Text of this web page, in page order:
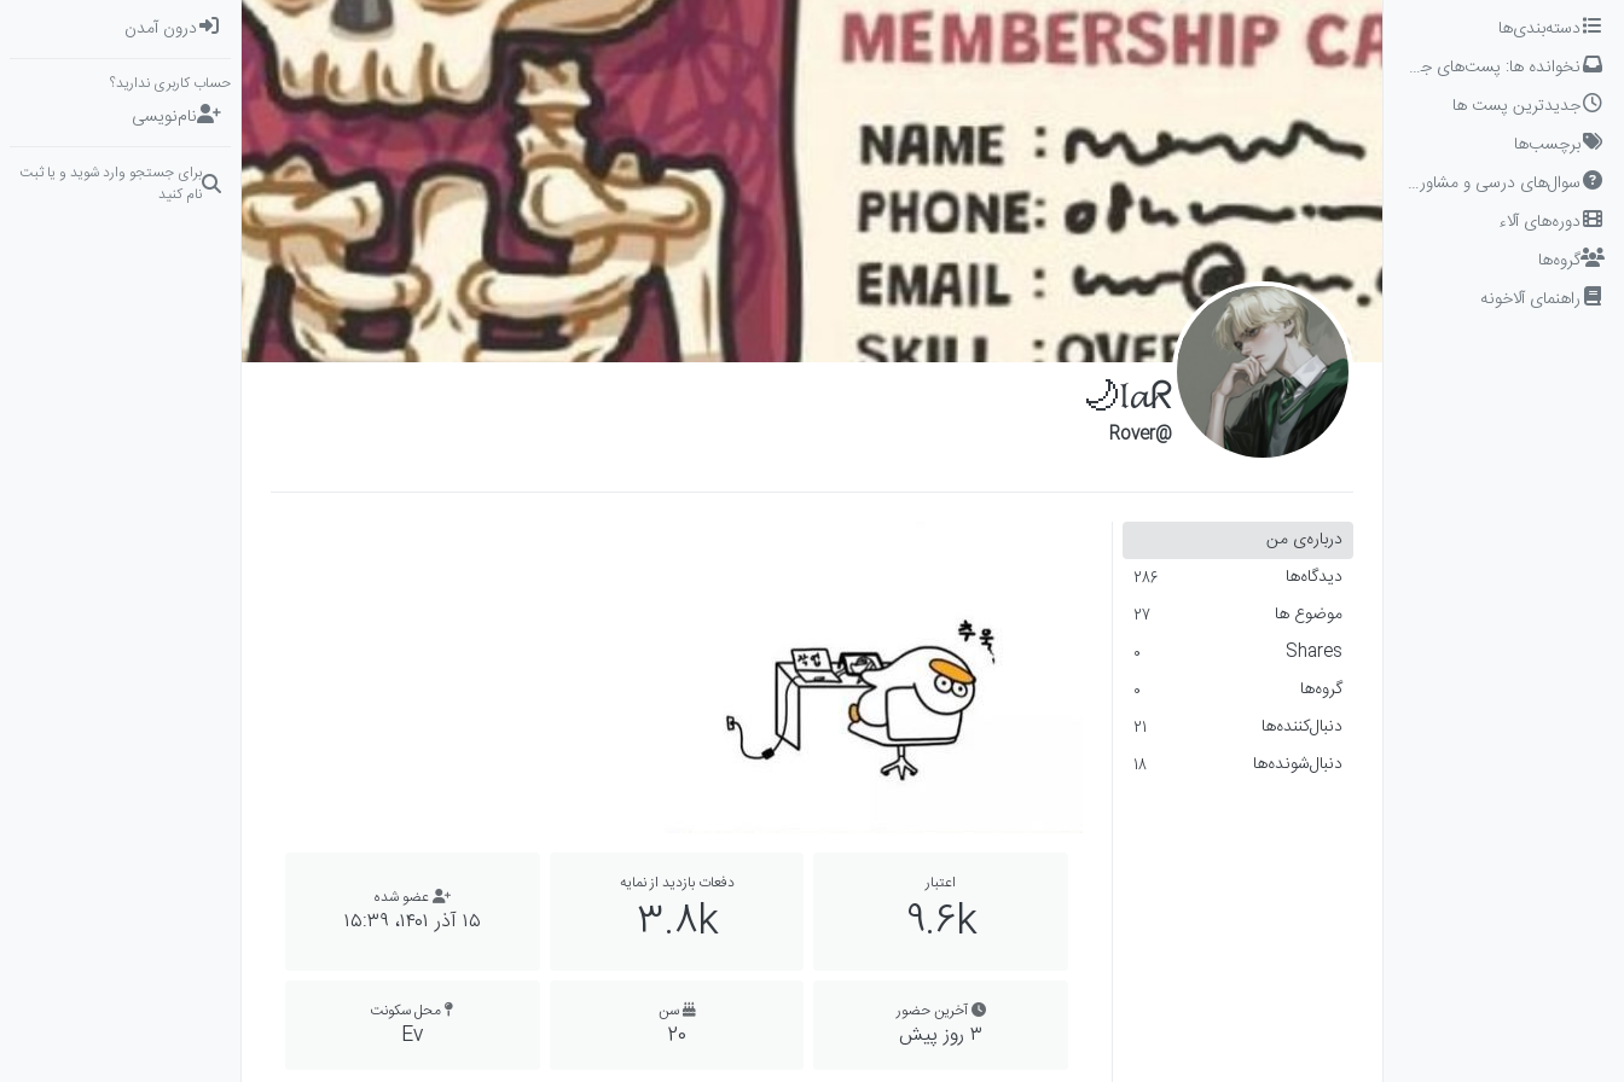
Skip to content
دسته‌بندی‌ها
نخوانده ها: پست‌های جدید برای شما
جدیدترین پست ها
برچسب‌ها
سوال‌های درسی و مشاوره‌ای
دوره‌های آلاء
گروه‌ها
راهنمای آلاخونه
𝔩𝓪ᖇ🌙
@Rover
درباره‌‌ی من
دیدگاه‌ها
286
موضوع ها 27
Shares
0
گروه‌ها 0
دنبال‌کننده‌ها 21
دنبال‌شونده‌ها 18
اعتبار
9.6k
دفعات بازدید از نمایه
3.8k عضو شده
۱۵ آذر ۱۴۰۱،‏ ۱۵:۳۹
آخرین حضور
۳ روز پیش
سن
20
محل سکونت
Ev
درون آمدن
حساب کاربری ندارید؟
نام‌نویسی
برای جستجو وارد شوید و یا ثبت
نام کنید